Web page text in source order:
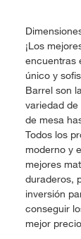
¡Los
encuentras
único y
Barrel son
variedad
de mesa
Todos los
moderno y
mejores
duraderos,
inversión
conseguir
mejor